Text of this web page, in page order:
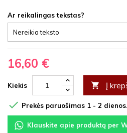
Ar reikalingas tekstas?
16,60 €
Kiekis  Į
 Prekės paruošimas 1 - 2 dienos.
Klauskite apie produktą per